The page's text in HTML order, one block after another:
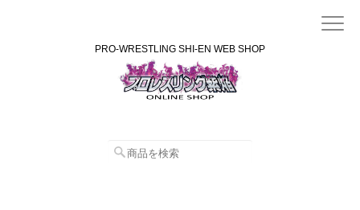
PRO-WRESTLING SHI-EN WEB SHOP